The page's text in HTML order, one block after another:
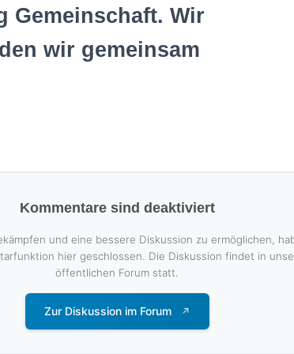
Gemeinschaft. Wir
wir gemeinsam
Kommentare sind deaktiviert
und eine bessere Diskussion zu ermöglichen,
hier geschlossen. Die Diskussion findet in
öffentlichen Forum statt.
Zur Diskussion im Forum ↗